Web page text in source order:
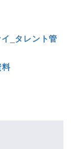
_タレント管